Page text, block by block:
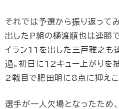
それでは予選から振り返って
出したP組の樋渡順也は連勝
イラン11を出した三戸雅之
過。初日に12キュー上がりを
2戦目で肥田明に8点に抑えこ
選手が一人欠場となったため